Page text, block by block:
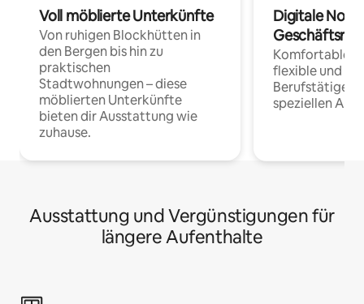
Voll möblierte Unterkünfte
Von ruhigen Blockhütten in
den Bergen bis hin zu
praktischen
Stadtwohnungen – diese
möblierten Unterkünfte
bieten dir Ausstattung wie
zuhause.
Digitale
Komfortable
flexible und
Berufstätige
speziellen
Ausstattung und Vergünstigungen für
längere Aufenthalte